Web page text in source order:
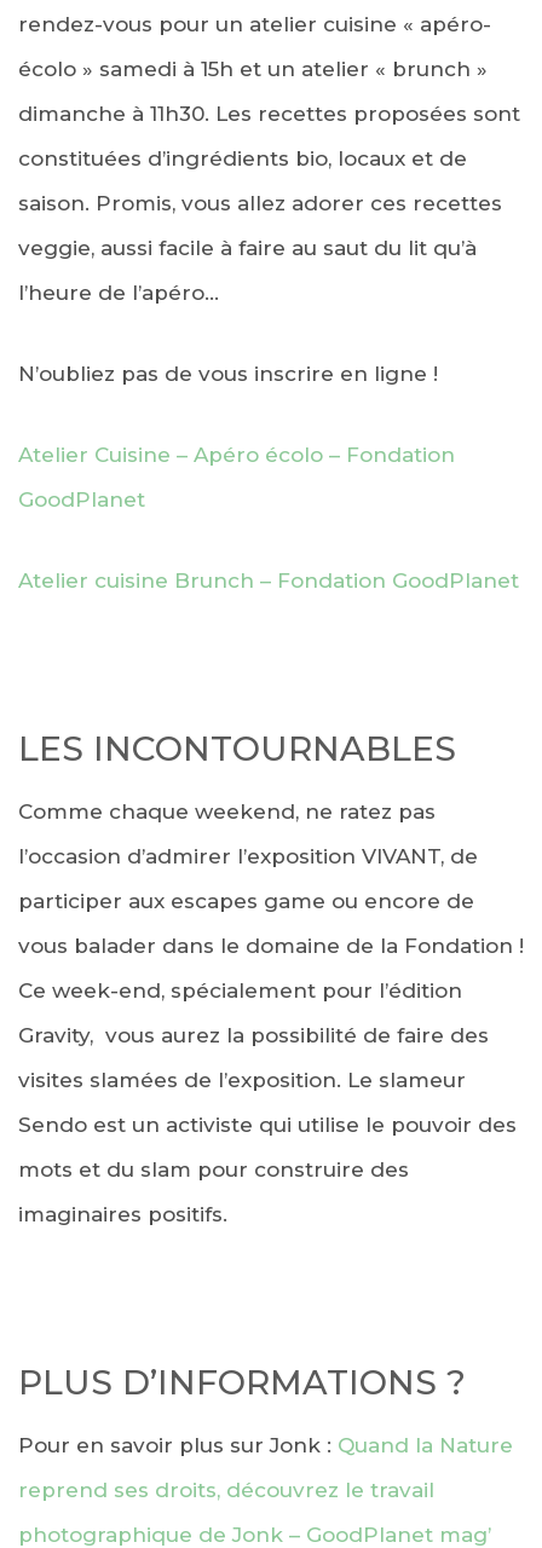
rendez-vous pour un atelier cuisine « apéro-
écolo » samedi à 15h et un atelier « brunch »
dimanche à 11h30. Les recettes proposées sont
constituées d’ingrédients bio, locaux et de
saison. Promis, vous allez adorer ces recettes
veggie, aussi facile à faire au saut du lit qu’à
l’heure de l’apéro…
N’oubliez pas de vous inscrire en ligne !
Atelier Cuisine – Apéro écolo – Fondation
GoodPlanet
Atelier cuisine Brunch – Fondation GoodPlanet
LES INCONTOURNABLES
Comme chaque weekend, ne ratez pas
l’occasion d’admirer l’exposition VIVANT, de
participer aux escapes game ou encore de
vous balader dans le domaine de la Fondation !
Ce week-end, spécialement pour l’édition
Gravity, vous aurez la possibilité de faire des
visites slamées de l’exposition. Le slameur
Sendo est un activiste qui utilise le pouvoir des
mots et du slam pour construire des
imaginaires positifs.
PLUS D’INFORMATIONS ?
Pour en savoir plus sur Jonk : Quand la Nature
reprend ses droits, découvrez le travail
photographique de Jonk – GoodPlanet mag’